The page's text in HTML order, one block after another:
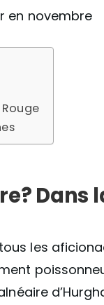
en novembre
Dans
les